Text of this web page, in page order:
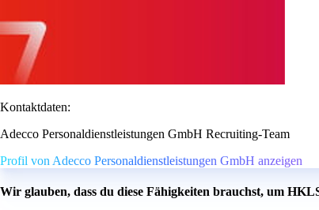
Kontaktdaten:
Adecco Personaldienstleistungen GmbH Recruiting-Team
Profil von Adecco Personaldienstleistungen GmbH anzeigen
Wir glauben, dass du diese Fähigkeiten brauchst, um